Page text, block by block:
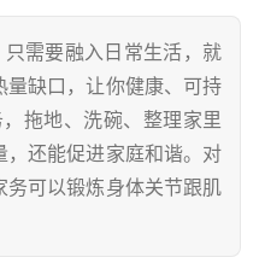
需要融入日常生活，就
量缺口，让你健康、可持
拖地、洗碗、整理家里
还能促进家庭和谐。对
务可以锻炼身体关节跟肌